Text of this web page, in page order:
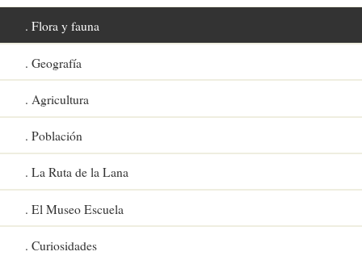
Flora y fauna
Geografía
Agricultura
Población
La Ruta de la Lana
El Museo Escuela
Curiosidades